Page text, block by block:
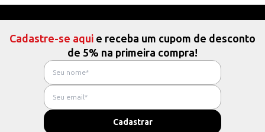
Cadastre-se aqui e receba um cupom de desconto
de 5% na primeira compra!